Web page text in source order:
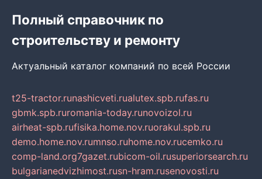
Полный справочник по
строительству и ремонту
Актуальный каталог компаний по всей России
t25-tractor.runashicveti.rualutex.spb.rufas.ru
gbmk.spb.ruromania-today.runovoizol.ru
airheat-spb.rufisika.home.nov.ruorakul.spb.ru
demo.home.nov.rumnso.ruhome.nov.rucemko.ru
comp-land.org7gazet.rubicom-oil.rusuperiorsearch.ru
bulgarianedvizhimost.rusn-hram.rusenovosti.ru